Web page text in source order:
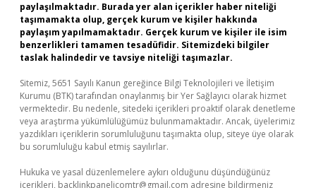
paylaşılmaktadır. Burada yer alan içerikler haber niteliği
taşımamakta olup, gerçek kurum ve kişiler hakkında
paylaşım yapılmamaktadır. Gerçek kurum ve kişiler ile isim
benzerlikleri tamamen tesadüfidir. Sitemizdeki bilgiler
taslak halindedir ve tavsiye niteliği taşımazlar.
Sitemiz, 5651 Sayılı Kanun gereğince Bilgi Teknolojileri ve İletişim
Kurumu (BTK) tarafından onaylanmış bir Yer Sağlayıcı olarak hizmet
vermektedir. Bu nedenle, sitedeki içerikleri proaktif olarak denetleme
veya araştırma yükümlülüğümüz bulunmamaktadır. Ancak, üyelerimiz
yazdıkları içeriklerin sorumluluğunu taşımakta olup, siteye üye olarak
bu sorumluluğu kabul etmiş sayılırlar.
Hukuka ve yasal düzenlemelere aykırı olduğunu düşündüğünüz
içerikleri, backlinkpanelicomtr@gmail.com adresine bildirmeniz